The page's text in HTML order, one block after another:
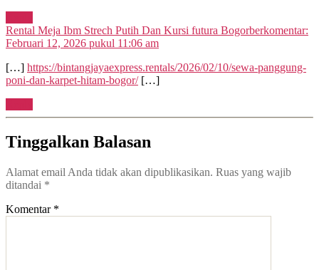
Rental Meja Ibm Strech Putih Dan Kursi futura Bogorberkomentar:
Februari 12, 2026 pukul 11:06 am
[…] https://bintangjayaexpress.rentals/2026/02/10/sewa-panggung-
poni-dan-karpet-hitam-bogor/[…]
Tinggalkan Balasan
Alamat email Anda tidak akan dipublikasikan. Ruas yang wajib
ditandai *
Komentar *